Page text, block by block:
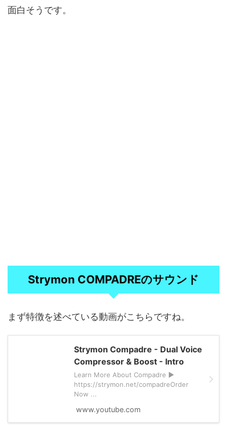
面白そうです。
Strymon COMPADREのサウンド
まず特徴を述べている動画がこちらですね。
Strymon Compadre - Dual Voice
Compressor & Boost - Intro
Learn More About Compadre ►
https://strymon.net/compadreOrder
Now ...
www.youtube.com